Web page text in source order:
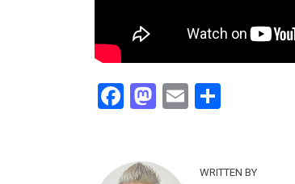
Facebook
Mastodon
Email
WRITTEN BY